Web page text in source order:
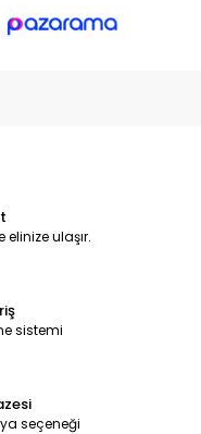
elinize ulaşır.
sistemi
seçeneği